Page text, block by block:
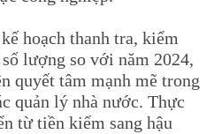
hoạch thanh tra, kiểm
lượng so với năm 2024,
quyết tâm mạnh mẽ trong
quản lý nhà nước. Thực
từ tiền kiểm sang hậu